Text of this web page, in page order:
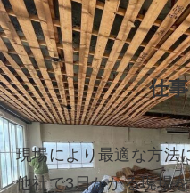
仕
現場により最適な方法
他社で3日かかる現場